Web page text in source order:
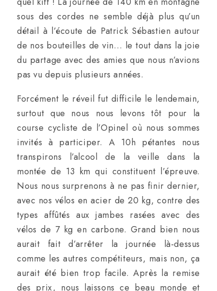
sous des cordes ne semble déjà plus qu’un
détail à l’écoute de Patrick Sébastien autour
de nos bouteilles de vin… le tout dans la joie
du partage avec des amies que nous n’avions
pas vu depuis plusieurs années.
Forcément le réveil fut difficile le lendemain,
surtout que nous nous levons tôt pour la
course cycliste de l’Opinel où nous sommes
invités à participer. A 10h pétantes nous
transpirons l’alcool de la veille dans la
montée de 13 km qui constituent l’épreuve.
Nous nous surprenons à ne pas finir dernier,
avec nos vélos en acier de 20 kg, contre des
types affûtés aux jambes rasées avec des
vélos de 7 kg en carbone. Grand bien nous
aurait fait d’arrêter la journée là-dessus
comme les autres compétiteurs, mais non, ça
aurait été bien trop facile. Après la remise
des prix, nous laissons ce beau monde et